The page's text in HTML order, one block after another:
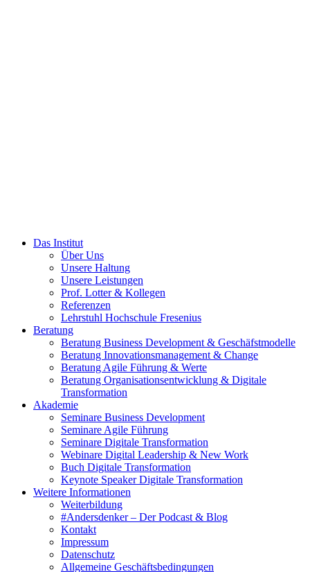
Das Institut
Über Uns
Unsere Haltung
Unsere Leistungen
Prof. Lotter & Kollegen
Referenzen
Lehrstuhl Hochschule Fresenius
Beratung
Beratung Business Development & Geschäfstmodelle
Beratung Innovationsmanagement & Change
Beratung Agile Führung & Werte
Beratung Organisationsentwicklung & Digitale
Transformation
Akademie
Seminare Business Development
Seminare Agile Führung
Seminare Digitale Transformation
Webinare Digital Leadership & New Work
Buch Digitale Transformation
Keynote Speaker Digitale Transformation
Weitere Informationen
Weiterbildung
#Andersdenker – Der Podcast & Blog
Kontakt
Impressum
Datenschutz
Allgemeine Geschäftsbedingungen